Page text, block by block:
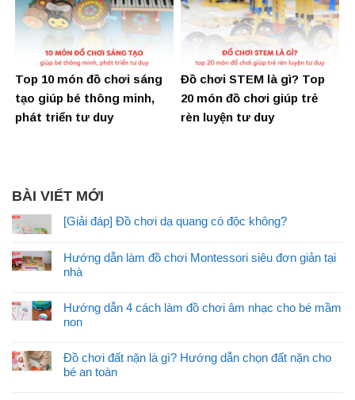
Top 10 món đồ chơi sáng
tạo giúp bé thông minh,
phát triển tư duy
Đồ chơi STEM là gì? Top
20 món đồ chơi giúp trẻ
rèn luyện tư duy
BÀI VIẾT MỚI
[Giải đáp] Đồ chơi dạ quang có độc không?
Hướng dẫn làm đồ chơi Montessori siêu đơn giản tại
nhà
Hướng dẫn 4 cách làm đồ chơi âm nhạc cho bé mầm
non
Đồ chơi đất nặn là gì? Hướng dẫn chọn đất nặn cho
bé an toàn